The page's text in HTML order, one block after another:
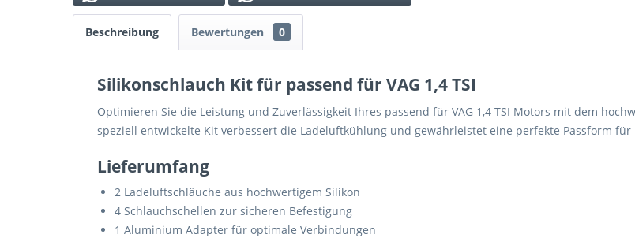
Beschreibung Bewertungen 0
Silikonschlauch Kit für passend für VAG 1,4 TSI
Optimieren Sie die Leistung und Zuverlässigkeit Ihres passend für VAG 1,4 TSI Motors mit dem
speziell entwickelte Kit verbessert die Ladeluftkühlung und gewährleistet eine perfekte Passform für
Lieferumfang
2 Ladeluftschläuche aus hochwertigem Silikon
4 Schlauchschellen zur sicheren Befestigung
1 Aluminium Adapter für optimale Verbindungen